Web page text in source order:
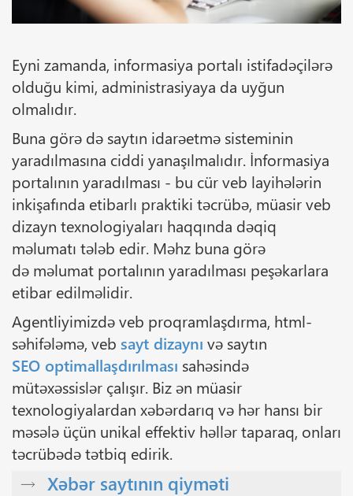
Eyni zamanda, informasiya portalı istifadəçilərə
olduğu kimi, administrasiyaya da uyğun
olmalıdır.
Buna görə də saytın idarəetmə sisteminin
yaradılmasına ciddi yanaşılmalıdır. İnformasiya
portalının yaradılması - bu cür veb layihələrin
inkişafında etibarlı praktiki təcrübə, müasir veb
dizayn texnologiyaları haqqında dəqiq
məlumatı tələb edir. Məhz buna görə
də məlumat portalının yaradılması peşəkarlara
etibar edilməlidir.
Agentliyimizdə veb proqramlaşdırma, html-
səhifələmə, veb sayt dizaynı və saytın
SEO optimallaşdırılması sahəsində
mütəxəssislər çalışır. Biz ən müasir
texnologiyalardan xəbərdarıq və hər hansı bir
məsələ üçün unikal effektiv həllər taparaq, onları
təcrübədə tətbiq edirik.
Xəbər saytının qiyməti